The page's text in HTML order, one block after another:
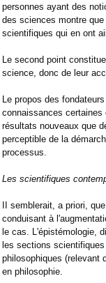
personnes ayant des
des sciences montre
scientifiques qui en ont
Le second point
science, donc de leur
Le propos des
connaissances certaines
résultats nouveaux que
perceptible de la
processus.
Les scientifiques
II semblerait, a priori,
conduisant à
le cas. L'épistémologie,
les sections
philosophiques (relevant
en philosophie.